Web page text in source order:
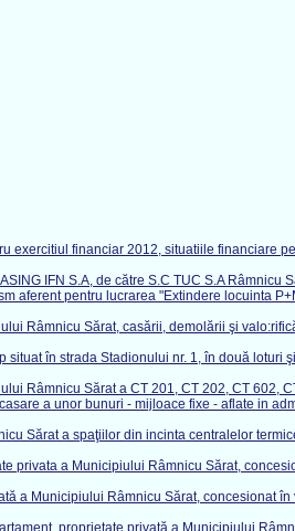
financiar 2012, situatiile financiare
IFN S.A, de către S.C TUC S.A Râmnicu
pentru lucrarea "Extindere locuinta
Râmnicu Sărat, casării, demolării şi
în strada Stadionului nr. 1, în două loturi
Râmnicu Sărat a CT 201, CT 202, CT 602,
a unor bunuri - mijloace fixe - aflate in
Sărat a spaţiilor din incinta centralelor
a Municipiului Râmnicu Sărat,
a Municipiului Râmnicu Sărat, concesionat
proprietate privată a Municipiului